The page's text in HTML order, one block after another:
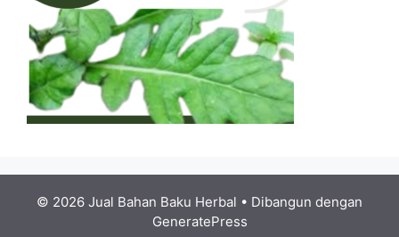
© 2026 Jual Bahan Baku Herbal • Dibangun dengan
GeneratePress